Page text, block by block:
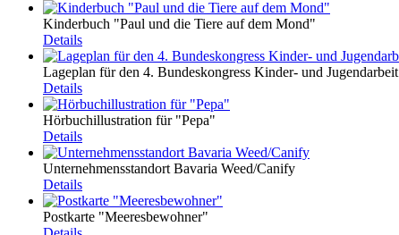
Kinderbuch "Paul und die Tiere auf dem Mond"
Details
Lageplan für den 4. Bundeskongress Kinder- und Jugendarbeit
Details
Hörbuchillustration für "Pepa"
Details
Unternehmensstandort Bavaria Weed/Canify
Details
Postkarte "Meeresbewohner"